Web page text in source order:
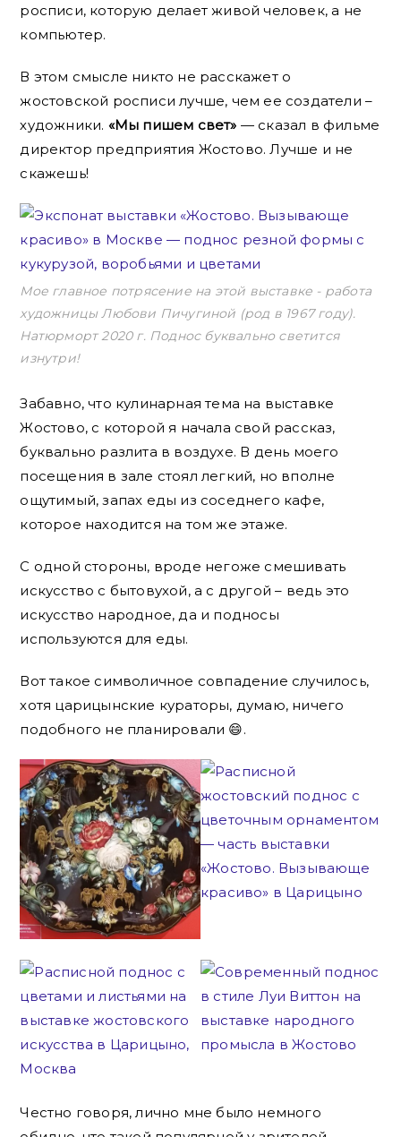
росписи, которую делает живой человек, а не
компьютер.
В этом смысле никто не расскажет о
жостовской росписи лучше, чем ее создатели –
художники. «Мы пишем свет» — сказал в фильме
директор предприятия Жостово. Лучше и не
скажешь!
Мое главное потрясение на этой выставке - работа
художницы Любови Пичугиной (род в 1967 году).
Натюрморт 2020 г. Поднос буквально светится
изнутри!
Забавно, что кулинарная тема на выставке
Жостово, с которой я начала свой рассказ,
буквально разлита в воздухе. В день моего
посещения в зале стоял легкий, но вполне
ощутимый, запах еды из соседнего кафе,
которое находится на том же этаже.
С одной стороны, вроде негоже смешивать
искусство с бытовухой, а с другой – ведь это
искусство народное, да и подносы
используются для еды.
Вот такое символичное совпадение случилось,
хотя царицынские кураторы, думаю, ничего
подобного не планировали 😄.
Честно говоря, лично мне было немного